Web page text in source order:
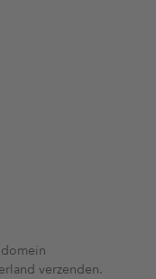
verzenden.